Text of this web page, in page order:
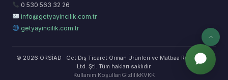
0 530 563 32 26
info@getyayincilik.com.tr
getyayincilik.com.tr
© 2026 ORSİAD · Get Dış Ticaret Orman Ürünleri ve Matbaa Reklam Hiz.
Ltd. Şti. Tüm hakları saklıdır.
Kullanım KoşullarıGizlilikKVKK